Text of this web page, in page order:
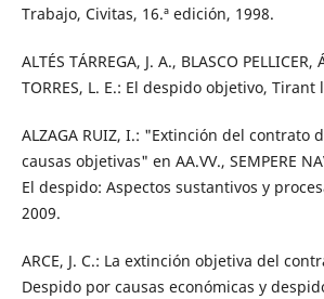
Trabajo, Civitas, 16.ª edición, 1998.
ALTÉS TÁRREGA, J. A., BLASCO PELLICER,
TORRES, L. E.: El despido objetivo, Tirant
ALZAGA RUIZ, I.: "Extinción del contrato
causas objetivas" en AA.VV., SEMPERE
El despido: Aspectos sustantivos y
2009.
ARCE, J. C.: La extinción objetiva del
Despido por causas económicas y